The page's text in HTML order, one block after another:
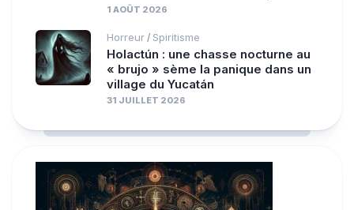
1 AOÛT 2026
Horreur / Spiritisme
Holactún : une chasse nocturne au
« brujo » sème la panique dans un
village du Yucatán
31 JUILLET 2026